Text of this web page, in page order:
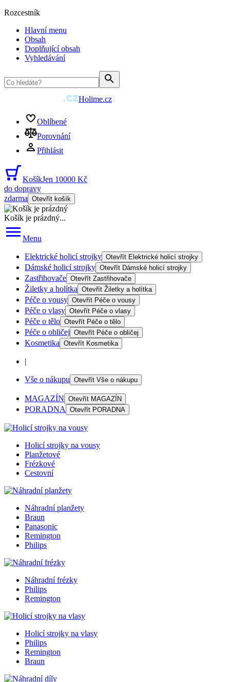
Rozcestník
Hlavní menu
Obsah
Doplňující obsah
Vyhledávání
Holime.cz
Oblíbené
Porovnání
Přihlásit
KošíkJen 10000 Kč
do dopravy
zdarma Otevřít košík
Košík je prázdný...
Menu
Elektrické holicí strojky Otevřít Elektrické holicí strojky
Dámské holicí strojky Otevřít Dámské holicí strojky
Zastřihovače Otevřít Zastřihovače
Žiletky a holítka Otevřít Žiletky a holítka
Péče o vousy Otevřít Péče o vousy
Péče o vlasy Otevřít Péče o vlasy
Péče o tělo Otevřít Péče o tělo
Péče o obličej Otevřít Péče o obličej
Kosmetika Otevřít Kosmetika
|
Vše o nákupu Otevřít Vše o nákupu
MAGAZÍN Otevřít MAGAZÍN
PORADNA Otevřít PORADNA
Holicí strojky na vousy
Planžetové
Frézkové
Cestovní
Náhradní planžety
Braun
Panasonic
Remington
Philips
Náhradní frézky
Philips
Remington
Holicí strojky na vlasy
Philips
Remington
Braun